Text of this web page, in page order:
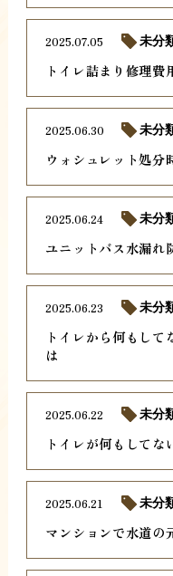
トイレ詰まり修理費
2025.07.05 未分
ウォシュレット処分
2025.06.30 未分
ユニットバス水漏れ
2025.06.24 未分
トイレから何もして
は
2025.06.23 未分
トイレが何もしてな
2025.06.22 未分
マンションで水道の
2025.06.21 未分